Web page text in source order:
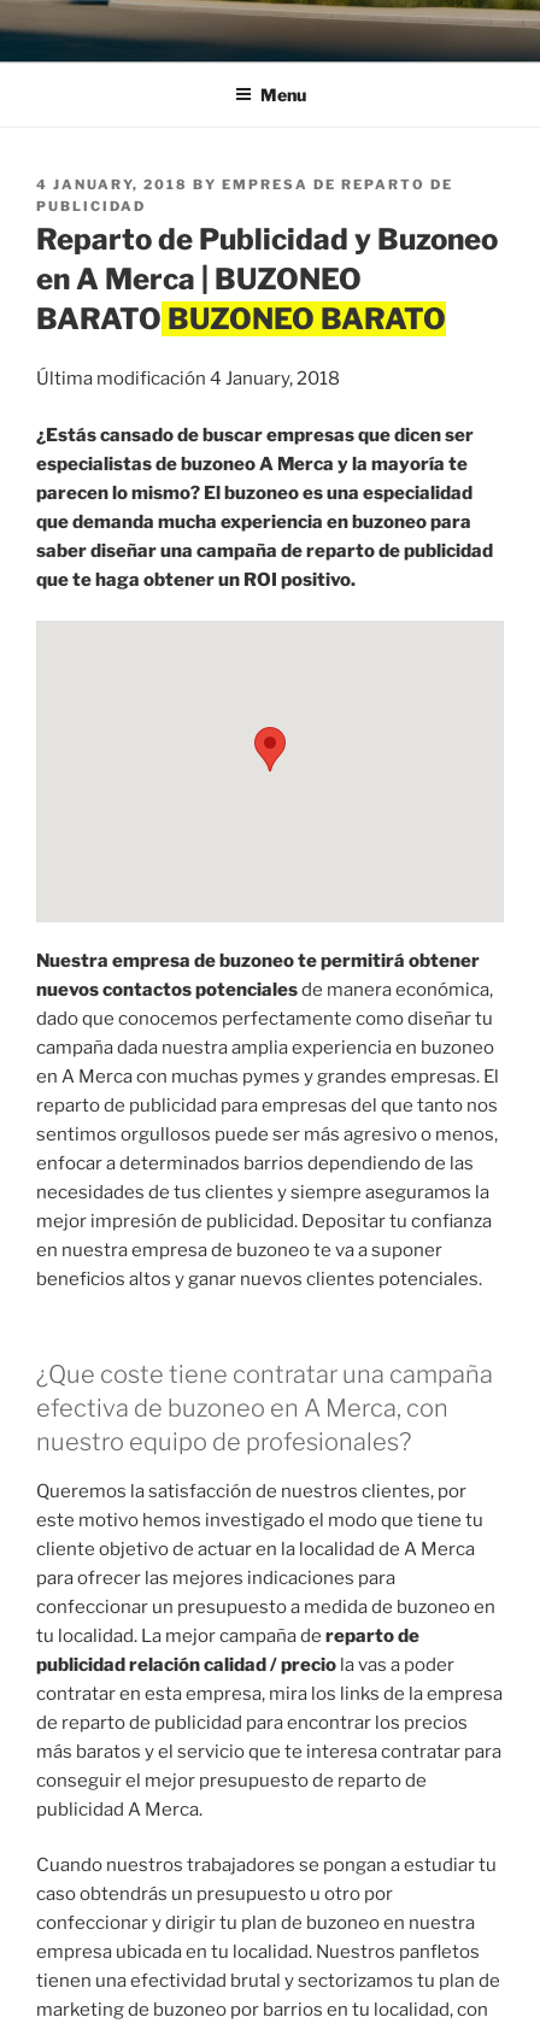
Menu
POSTED
ON
4 JANUARY, 2018 BY EMPRESA DE REPARTO DE
PUBLICIDAD
Reparto de Publicidad y Buzoneo
en A Merca | BUZONEO
BARATO
Última modificación 4 January, 2018
¿Estás cansado de buscar empresas que dicen ser
especialistas de buzoneo A Merca y la mayoría te
parecen lo mismo? El buzoneo es una especialidad
que demanda mucha experiencia en buzoneo para
saber diseñar una campaña de reparto de publicidad
que te haga obtener un ROI positivo.
Nuestra empresa de buzoneo te permitirá obtener
nuevos contactos potencialesde manera económica,
dado que conocemos perfectamente como diseñar tu
campaña dada nuestra amplia experiencia en buzoneo
en A Merca con muchas pymes y grandes empresas. El
reparto de publicidad para empresas del que tanto nos
sentimos orgullosos puede ser más agresivo o menos,
enfocar a determinados barrios dependiendo de las
necesidades de tus clientes y siempre aseguramos la
mejor impresión de publicidad. Depositar tu confianza
en nuestra empresa de buzoneo te va a suponer
beneficios altos y ganar nuevos clientes potenciales.
¿Que coste tiene contratar una campaña
efectiva de buzoneo en A Merca, con
nuestro equipo de profesionales?
Queremos la satisfacción de nuestros clientes, por
este motivo hemos investigado el modo que tiene tu
cliente objetivo de actuar en la localidad de A Merca
para ofrecer las mejores indicaciones para
confeccionar un presupuesto a medida de buzoneo en
tu localidad. La mejor campaña de reparto de
publicidad relación calidad / precio la vas a poder
contratar en esta empresa, mira los links de la empresa
de reparto de publicidad para encontrar los precios
más baratos y el servicio que te interesa contratar para
conseguir el mejor presupuesto de reparto de
publicidad A Merca.
Cuando nuestros trabajadores se pongan a estudiar tu
caso obtendrás un presupuesto u otro por
confeccionar y dirigir tu plan de buzoneo en nuestra
empresa ubicada en tu localidad. Nuestros panfletos
tienen una efectividad brutal y sectorizamos tu plan de
marketing de buzoneo por barrios en tu localidad, con